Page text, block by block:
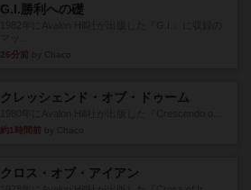
G.I.勝利への礎
26分前
クレッシェンド・オブ・ドゥーム
約1時間前
クロス・オブ・アイアン